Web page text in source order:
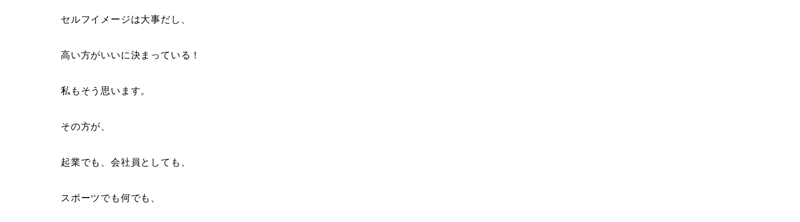
セルフイメージは大事だし、
高い方がいいに決まっている！
私もそう思います。
その方が、
起業でも、会社員としても、
スポーツでも何でも、